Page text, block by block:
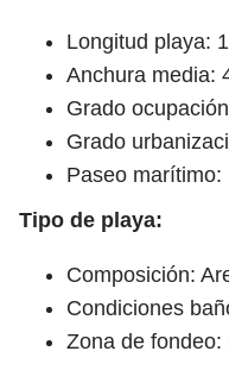
Longitud playa:
Anchura media:
Grado
Grado
Paseo marítimo:
Tipo de playa:
Composición:
Condiciones
Zona de fondeo: